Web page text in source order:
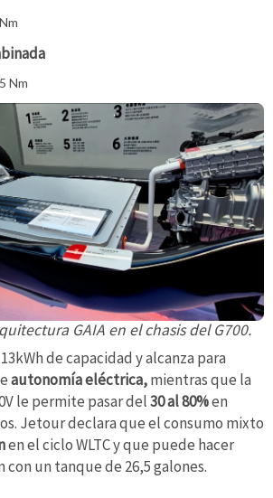
Nm
GAIA en el chasis del G700.
de capacidad y alcanza para
autonomía eléctrica,mientras que la
le permite pasar del30 al 80%en
Jetour declara que el consumo mixto
en el ciclo WLTC y que puede hacer
con un tanque de 26,5 galones.